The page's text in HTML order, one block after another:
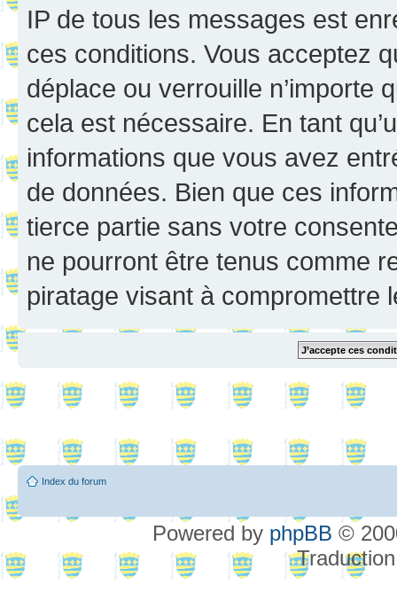
IP de tous les messages est
ces conditions. Vous acceptez
déplace ou verrouille n’importe
cela est nécessaire. En tant
informations que vous avez
de données. Bien que ces
tierce partie sans votre
ne pourront être tenus comme
piratage visant à compromettre
Index du forum
Powered by phpBB ©